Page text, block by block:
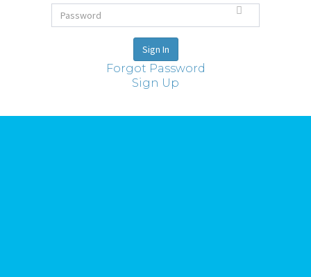
Forgot Password
Sign Up